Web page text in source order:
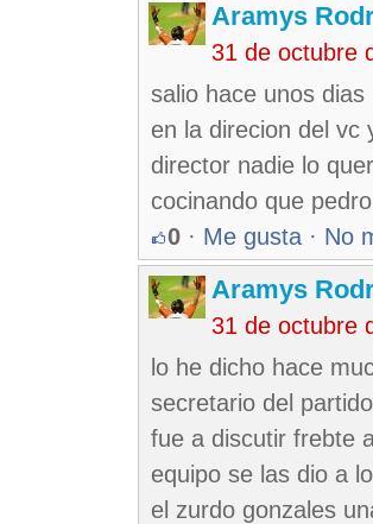
Aramys
31 de octubre
salio hace unos
en la direcion del vc
director nadie lo
cocinando que
0 · Me gusta · No
Aramys
31 de octubre
lo he dicho hace
secretario del
fue a discutir frebte
equipo se las dio a
el zurdo gonzales